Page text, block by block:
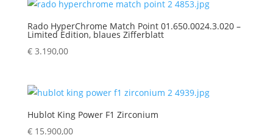
Rado HyperChrome Match Point 01.650.0024.3.020 –
Limited Edition, blaues Zifferblatt
€3.190,00
Hublot King Power F1 Zirconium
€15.900,00